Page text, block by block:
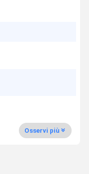
Osservi più